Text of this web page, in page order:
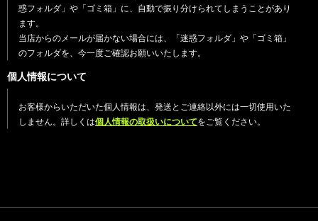
惑フォルダ」や「ゴミ箱」に、自動で振り分けられてしまうことがあり
ます。
当店からのメールが届かない場合には、「迷惑フォルダ」や「ゴミ箱」
のフォルダを、今一度ご確認お願いいたします。
個人情報について
お客様からいただいた個人情報は、発送とご連絡以外には一切使用いた
しません。詳しくは個人情報の取扱いについてをご覧ください。